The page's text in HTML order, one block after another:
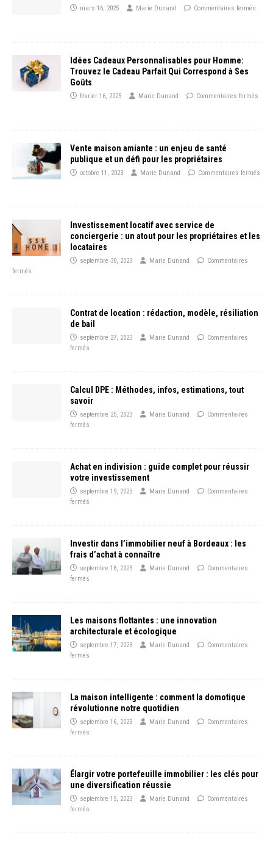
mars 16, 2025 Marie Dunand Commentaires fermés
Idées Cadeaux Personnalisables pour Homme:
Trouvez le Cadeau Parfait Qui Correspond à Ses
Goûts
février 16, 2025 Marie Dunand Commentaires fermés
Vente maison amiante : un enjeu de santé
publique et un défi pour les propriétaires
octobre 11, 2023 Marie Dunand Commentaires fermés
Investissement locatif avec service de
conciergerie : un atout pour les propriétaires et les
locataires
septembre 30, 2023 Marie Dunand
Commentaires
fermés
Contrat de location : rédaction, modèle, résiliation
de bail
septembre 27, 2023 Marie Dunand
Commentaires
fermés
Calcul DPE : Méthodes, infos, estimations, tout
savoir
septembre 25, 2023 Marie Dunand
Commentaires
fermés
Achat en indivision : guide complet pour réussir
votre investissement
septembre 19, 2023 Marie Dunand
Commentaires
fermés
Investir dans l’immobilier neuf à Bordeaux : les
frais d’achat à connaître
septembre 18, 2023 Marie Dunand
Commentaires
fermés
Les maisons flottantes : une innovation
architecturale et écologique
septembre 17, 2023 Marie Dunand
Commentaires
fermés
La maison intelligente : comment la domotique
révolutionne notre quotidien
septembre 16, 2023 Marie Dunand
Commentaires
fermés
Élargir votre portefeuille immobilier : les clés pour
une diversification réussie
septembre 15, 2023 Marie Dunand
Commentaires
fermés